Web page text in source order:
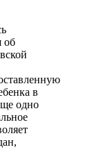
об
в
одно